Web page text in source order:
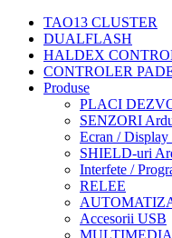
TAO13 CLUSTER
DUALFLASH
HALDEX
CONTROLER
Produse
PLACI
SENZORI
Ecran /
SHIELD-uri
Interfete /
RELEE
Accesorii USB